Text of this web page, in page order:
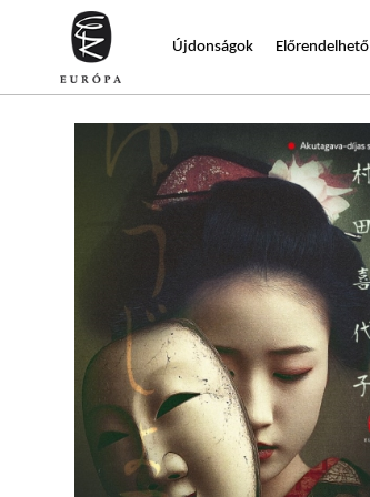
Újdonságok Előrendelhető